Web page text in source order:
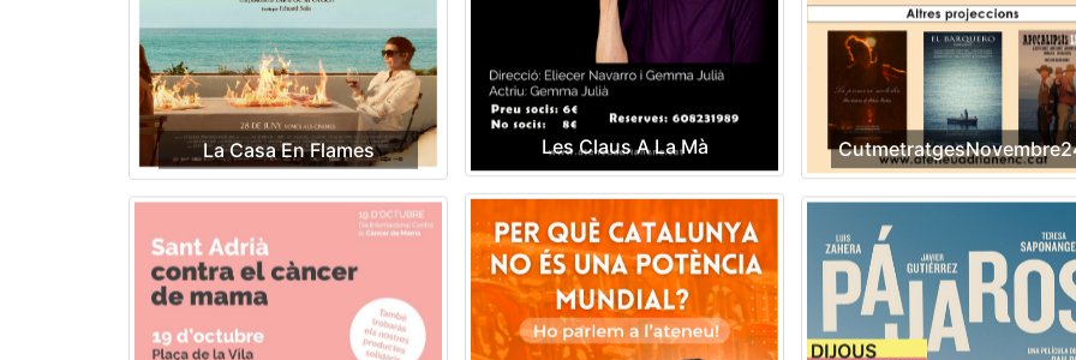
La Casa En Flames Les Claus A La Mà